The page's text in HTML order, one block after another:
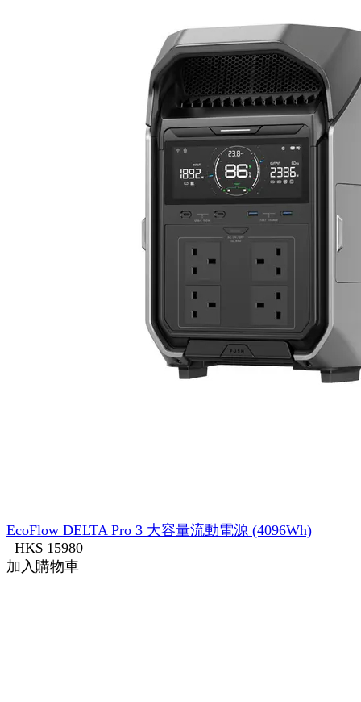
EcoFlow DELTA Pro 3 大容量流動電源 (4096Wh)
HK$ 15980
加入購物車